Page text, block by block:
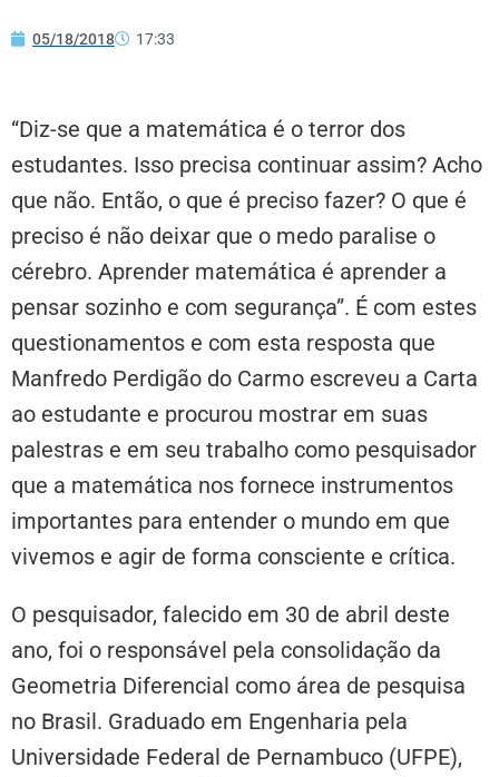
05/18/2018 17:33
“Diz-se que a matemática é o terror dos
estudantes. Isso precisa continuar assim? Acho
que não. Então, o que é preciso fazer? O que é
preciso é não deixar que o medo paralise o
cérebro. Aprender matemática é aprender a
pensar sozinho e com segurança”. É com estes
questionamentos e com esta resposta que
Manfredo Perdigão do Carmo escreveu a Carta
ao estudante e procurou mostrar em suas
palestras e em seu trabalho como pesquisador
que a matemática nos fornece instrumentos
importantes para entender o mundo em que
vivemos e agir de forma consciente e crítica.
O pesquisador, falecido em 30 de abril deste
ano, foi o responsável pela consolidação da
Geometria Diferencial como área de pesquisa
no Brasil. Graduado em Engenharia pela
Universidade Federal de Pernambuco (UFPE),